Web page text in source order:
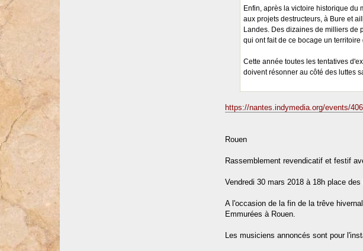
Enfin, après la victoire historique du
aux projets destructeurs, à Bure et
Landes. Des dizaines de milliers de
qui ont fait de ce bocage un
Cette année toutes les tentatives
doivent résonner au côté des luttes
https://nantes.indymedia.org/events/
Rouen
Rassemblement revendicatif et festif
Vendredi 30 mars 2018 à 18h place des
A l'occasion de la fin de la trêve
Emmurées à Rouen.
Les musiciens annoncés sont pour